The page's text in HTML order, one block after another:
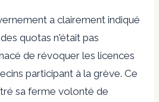
a clairement indiqué
quotas n'était pas
de révoquer les licences
participant à la grève. Ce
sa ferme volonté de